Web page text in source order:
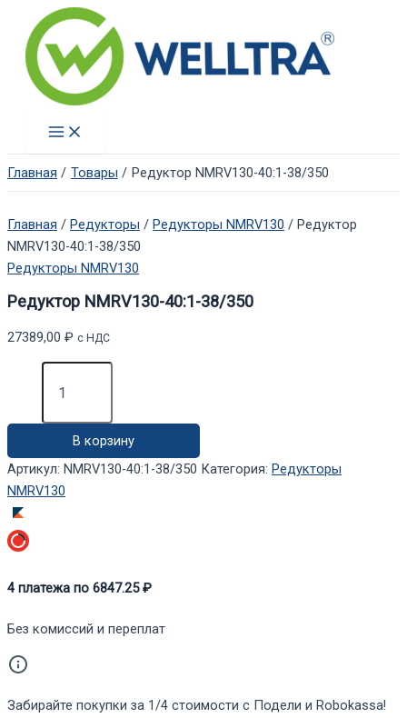
Перейти
содержимому
Main
Menu
Главная
Товары Редуктор NMRV130-40:1-38/350
Главная / Редукторы / Редукторы NMRV130 / Редуктор
NMRV130-40:1-38/350
Редукторы NMRV130
Редуктор NMRV130-40:1-38/350
27389,00 ₽ с НДС
Количество
NMRV130-
38/350
В корзину
Артикул: NMRV130-40:1-38/350 Категория: Редукторы
NMRV130
4 платежа по 6847.25₽
Без комиссий и переплат
Забирайте покупки за 1/4 стоимости с Подели и Robokassa!